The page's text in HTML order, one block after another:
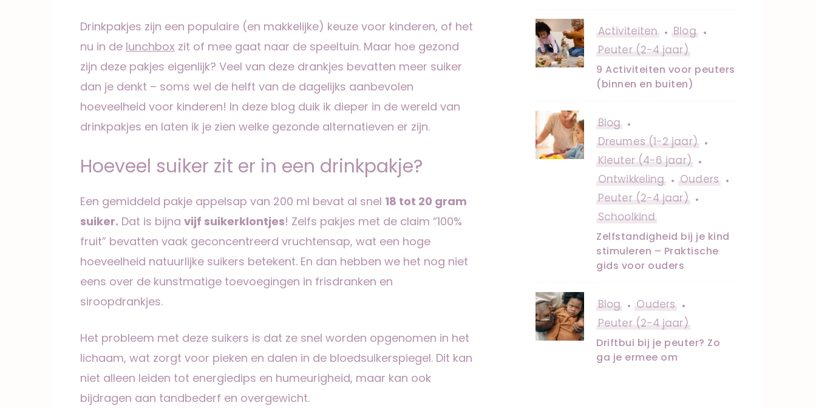
Drinkpakjes zijn een populaire (en makkelijke) keuze voor kinderen, of het
nu in de lunchbox zit of mee gaat naar de speeltuin. Maar hoe gezond
zijn deze pakjes eigenlijk? Veel van deze drankjes bevatten meer suiker
dan je denkt – soms wel de helft van de dagelijks aanbevolen
hoeveelheid voor kinderen! In deze blog duik ik dieper in de wereld van
drinkpakjes en laten ik je zien welke gezonde alternatieven er zijn.
Hoeveel suiker zit er in een drinkpakje?
Een gemiddeld pakje appelsap van 200 ml bevat al snel 18 tot 20 gram
suiker. Dat is bijna vijf suikerklontjes! Zelfs pakjes met de claim “100%
fruit” bevatten vaak geconcentreerd vruchtensap, wat een hoge
hoeveelheid natuurlijke suikers betekent. En dan hebben we het nog niet
eens over de kunstmatige toevoegingen in frisdranken en
siroopdrankjes.
Het probleem met deze suikers is dat ze snel worden opgenomen in het
lichaam, wat zorgt voor pieken en dalen in de bloedsuikerspiegel. Dit kan
niet alleen leiden tot energiedips en humeurigheid, maar kan ook
bijdragen aan tandbederf en overgewicht.
Activiteiten
Blog
Peuter (2-4 jaar)
9 Activiteiten voor peuters
(binnen en buiten)
Blog
Dreumes (1-2 jaar)
Kleuter (4-6 jaar)
Ontwikkeling
Ouders
Peuter (2-4 jaar)
Schoolkind
Zelfstandigheid bij je kind
stimuleren – Praktische
gids voor ouders
Blog
Ouders
Peuter (2-4 jaar)
Driftbui bij je peuter? Zo
ga je ermee om